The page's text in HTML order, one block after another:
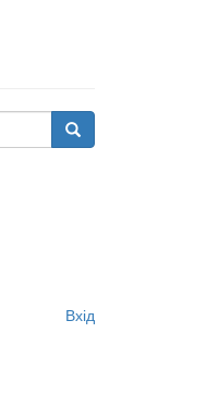
Поиск
Вхід